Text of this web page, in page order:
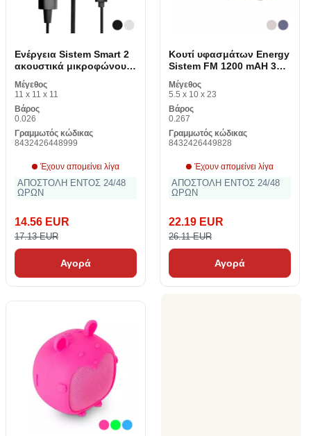
Ενέργεια Sistem Smart 2
ακουστικά μικροφώνου
USB-C
Μέγεθος
11 x 11 x 11
Βάρος
0.026
Γραμμωτός κώδικας
8432426448999
Έχουν απομείνει λίγα
ΑΠΟΣΤΟΛΗ ΕΝΤΟΣ 24/48
ΩΡΩΝ
14.56 EUR
17.13 EUR
Αγορά
Κουτί υφασμάτων Energy
Sistem FM 1200 mAH 3W
φορητό ψηφιακό
ραδιόφωνο
Μέγεθος
5.5 x 10 x 23
Βάρος
0.267
Γραμμωτός κώδικας
8432426449828
Έχουν απομείνει λίγα
ΑΠΟΣΤΟΛΗ ΕΝΤΟΣ 24/48
ΩΡΩΝ
22.19 EUR
26.11 EUR
Αγορά